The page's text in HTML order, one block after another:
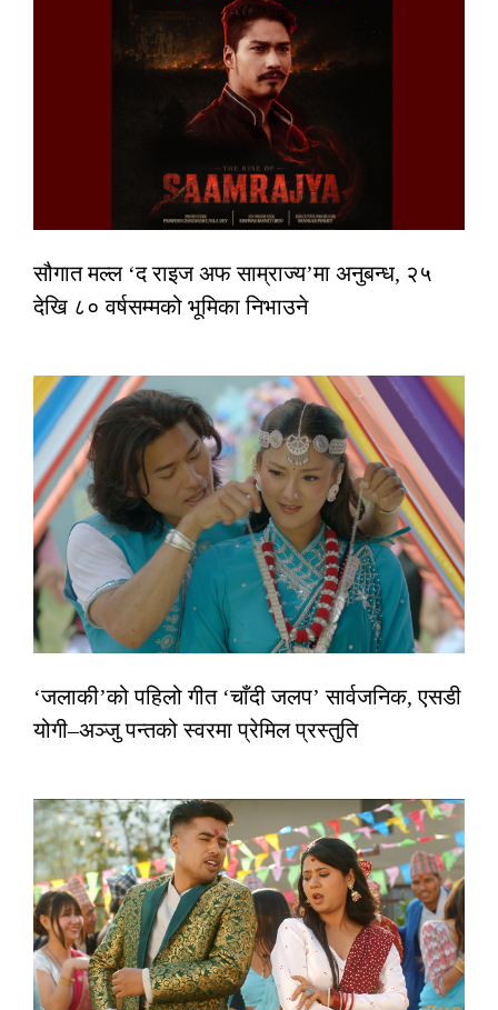
सौगात मल्ल ‘द राइज अफ साम्राज्य’मा अनुबन्ध, २५
देखि ८० वर्षसम्मको भूमिका निभाउने
‘जलाकी’को पहिलो गीत ‘चाँदी जलप’ सार्वजनिक, एसडी
योगी–अञ्जु पन्तको स्वरमा प्रेमिल प्रस्तुति